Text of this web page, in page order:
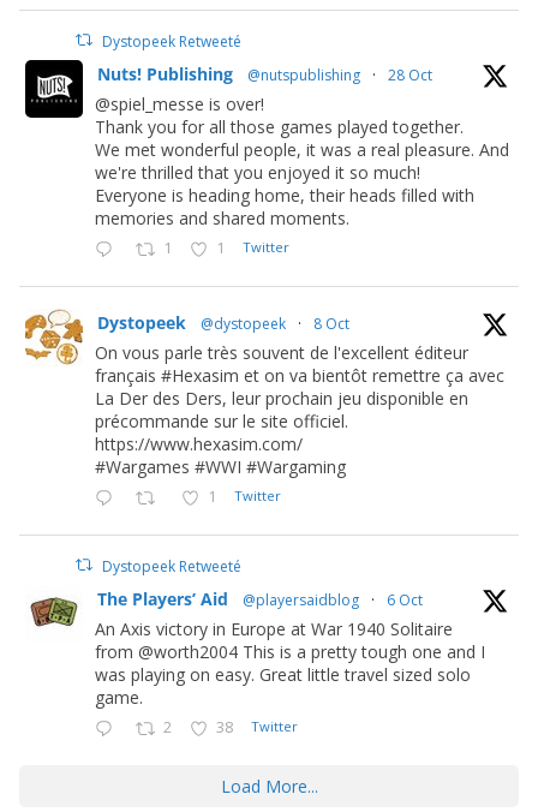
Dystopeek Retweeté
Nuts! Publishing @nutspublishing · 28 Oct
@spiel_messe is over!
Thank you for all those games played together.
We met wonderful people, it was a real pleasure. And
we're thrilled that you enjoyed it so much!
Everyone is heading home, their heads filled with
memories and shared moments.
1 1 Twitter
Dystopeek @dystopeek · 8 Oct
On vous parle très souvent de l'excellent éditeur
français #Hexasim et on va bientôt remettre ça avec
La Der des Ders, leur prochain jeu disponible en
précommande sur le site officiel.
https://www.hexasim.com/
#Wargames #WWI #Wargaming
1 Twitter
Dystopeek Retweeté
The Players’ Aid @playersaidblog · 6 Oct
An Axis victory in Europe at War 1940 Solitaire
from @worth2004 This is a pretty tough one and I
was playing on easy. Great little travel sized solo
game.
2 38 Twitter
Load More...